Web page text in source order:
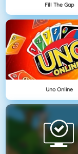
Fill The Gap
Uno Online